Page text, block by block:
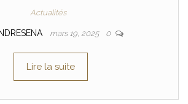
Actualités
mars 19, 2025 0
Lire la suite